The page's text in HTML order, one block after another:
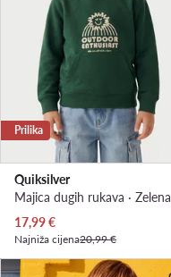
Prilika
Quiksilver
Majica dugih rukava · Zelena
Trenutna cijena
17,99€
Najniža cijena20,99 €